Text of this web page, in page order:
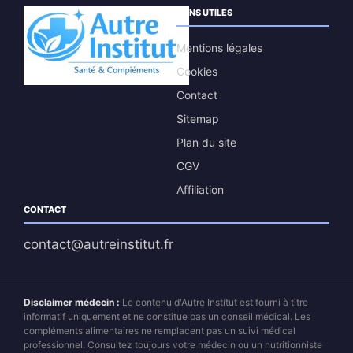
LIENS UTILES
Mentions légales
Cookies
Contact
Sitemap
Plan du site
CGV
Affiliation
CONTACT
contact@autreinstitut.fr
Disclaimer médecin : Le contenu d'Autre Institut est fourni à titre
informatif uniquement et ne constitue pas un conseil médical. Les
compléments alimentaires ne remplacent pas un suivi médical
professionnel. Consultez toujours votre médecin ou un nutritionniste